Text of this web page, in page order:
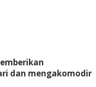
dan mengakomodir